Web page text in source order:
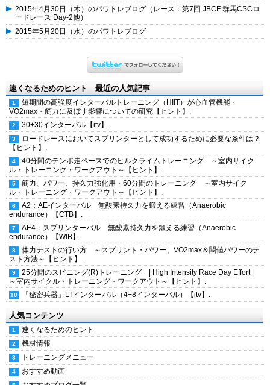
2015年4月30日（木）のパワトレブログ（レース：第7回 JBCF 群馬CSCロ
ードレース Day-2他）
2015年5月20日（水）のパワトレブログ
速くなるためのヒント 最近の人気記事
短期間の高強度インターバルトレーニング（HIIT）が心血管機能・
VO2max・筋力に及ぼす影響についての研究【ヒント】.
30+30インターバル【itv】.
ロードレースにおいてスプリンターとして成功するために必要な条件は？
【ヒント】.
40分間のテンポ走ペースでのヒルクライムトレーニング ～室内サイク
ル・トレーニング・ワークアウト～【ヒント】.
筋力、パワー、持久力強化用・60分間のトレーニング ～室内サイク
ル・トレーニング・ワークアウト～【ヒント】.
A2：AEインターバル 無酸素持久力を鍛える練習（Anaerobic
endurance）【CTB】.
AE4：スプリンターバル 無酸素持久力を鍛える練習（Anaerobic
endurance）【WIB】.
体力テストの行い方 ～スプリント・パワー、VO2max＆閾値パワーのテ
スト方法～【ヒント】.
25分間のスピニング(R)トレーニング | High Intensity Race Day Effort |
～室内サイクル・トレーニング・ワークアウト～【ヒント】.
「秘密兵器」LTインターバル（4+8インターバル）【itv】.
人気コンテンツ
速くなるためのヒント
機材情報
トレーニングメニュー
おすすめ動画